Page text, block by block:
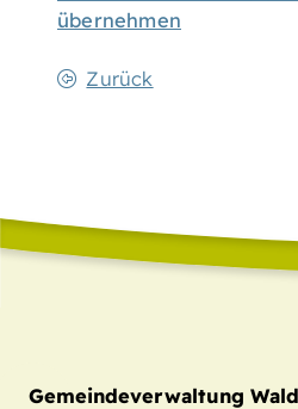
übernehmen
Zurück
Gemeindeverwaltung